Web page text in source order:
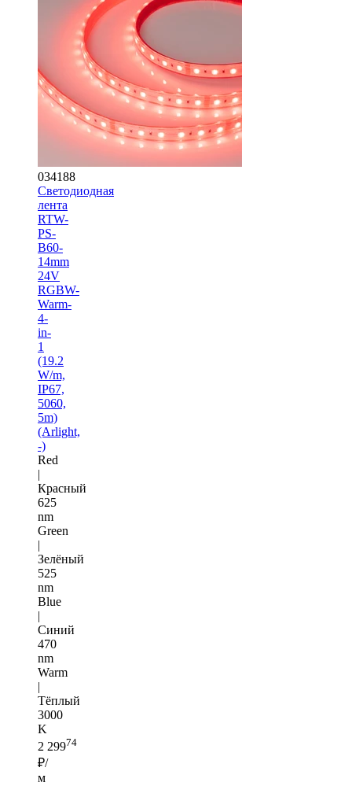
034188
Светодиодная
лента
RTW-
PS-
B60-
14mm
24V
RGBW-
Warm-
4-
in-
1
(19.2
W/m,
IP67,
5060,
5m)
(Arlight,
-)
Red
|
Красный
625
nm
Green
|
Зелёный
525
nm
Blue
|
Синий
470
nm
Warm
|
Тёплый
3000
K
2 29974
₽/
м